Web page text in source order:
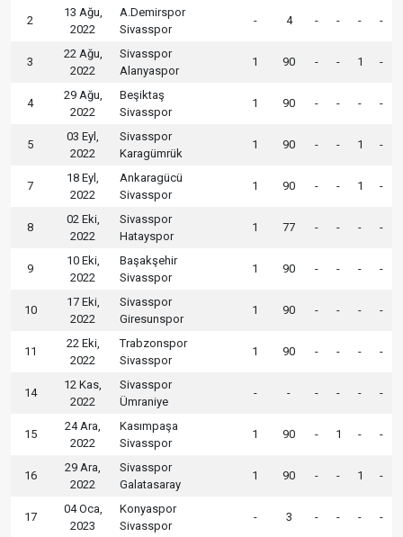
2
13 Ağu,
2022
A.Demirspor
Sivasspor
- 4 - - - -
3
22 Ağu,
2022
Sivasspor
Alanyaspor
1 90 - - 1 -
4
29 Ağu,
2022
Beşiktaş
Sivasspor
1 90 - - - -
5
03 Eyl,
2022
Sivasspor
Karagümrük
1 90 - - 1 -
7
18 Eyl,
2022
Ankaragücü
Sivasspor
1 90 - - 1 -
8
02 Eki,
2022
Sivasspor
Hatayspor
1 77 - - - -
9
10 Eki,
2022
Başakşehir
Sivasspor
1 90 - - - -
10
17 Eki,
2022
Sivasspor
Giresunspor
1 90 - - - -
11
22 Eki,
2022
Trabzonspor
Sivasspor
1 90 - - - -
14
12 Kas,
2022
Sivasspor
Ümraniye
- - - - - -
15
24 Ara,
2022
Kasımpaşa
Sivasspor
1 90 - 1 - -
16
29 Ara,
2022
Sivasspor
Galatasaray
1 90 - - 1 -
17
04 Oca,
2023
Konyaspor
Sivasspor
- 3 - - - -